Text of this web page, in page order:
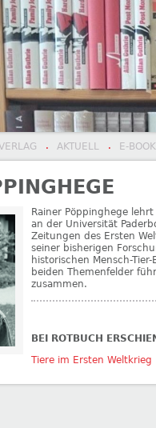
· AKTUELL · E-
Rainer Pöppinghege
an der Universität
Zeitungen des Ersten
seiner bisherigen
historischen Mensch-
beiden Themenfelder
zusammen.
BEI ROTBUCH
Tiere im Ersten Weltkrieg